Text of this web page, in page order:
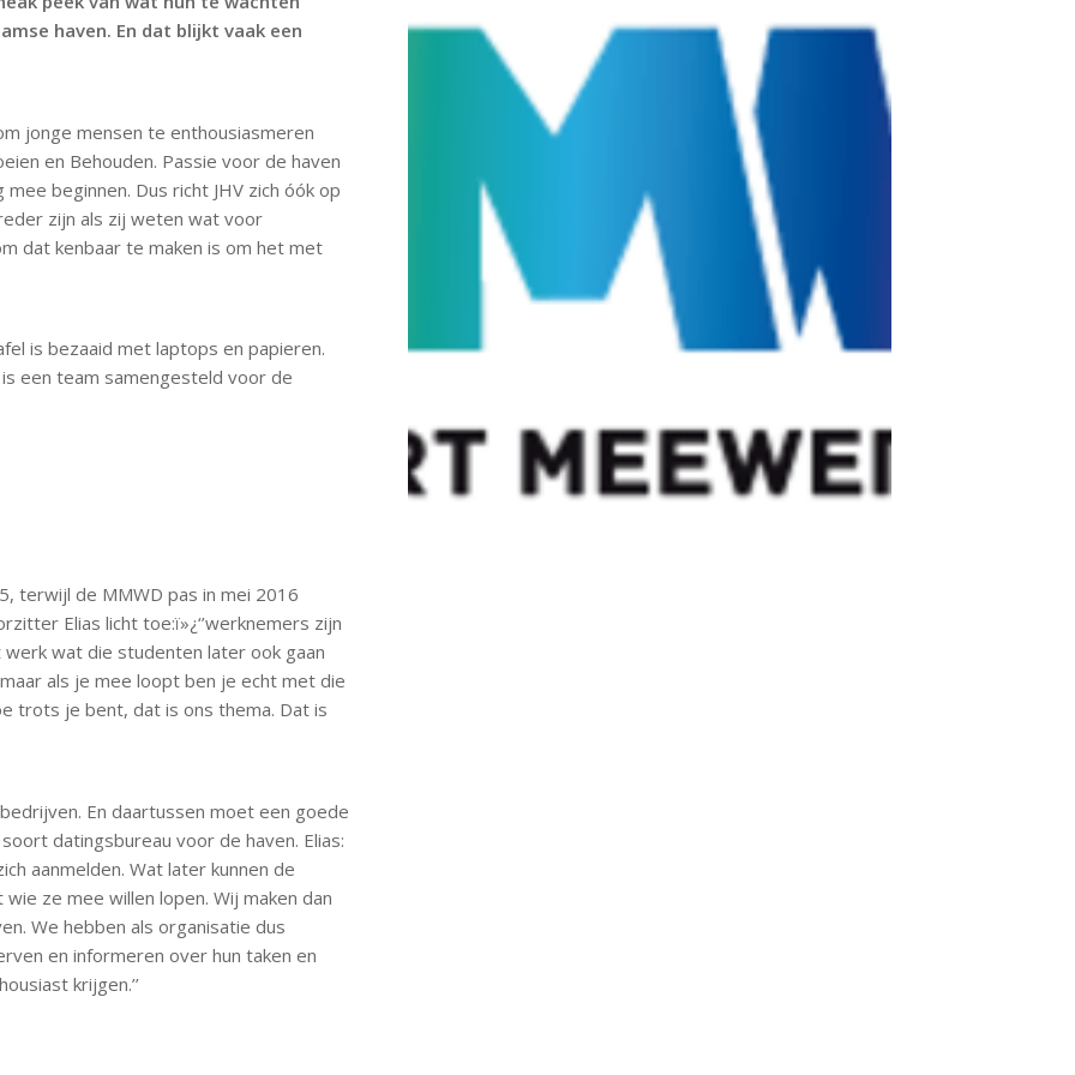
haven. En dat blijkt vaak een
jonge mensen te enthousiasmeren
en Behouden. Passie voor de haven
beginnen. Dus richt JHV zich óók op
zijn als zij weten wat voor
dat kenbaar te maken is om het met
is bezaaid met laptops en papieren.
een team samengesteld voor de
terwijl de MMWD pas in mei 2016
Elias licht toe:ï»¿‘’werknemers zijn
wat die studenten later ook gaan
als je mee loopt ben je echt met die
trots je bent, dat is ons thema. Dat is
En daartussen moet een goede
datingsbureau voor de haven. Elias:
aanmelden. Wat later kunnen de
ze mee willen lopen. Wij maken dan
We hebben als organisatie dus
en informeren over hun taken en
krijgen.’’